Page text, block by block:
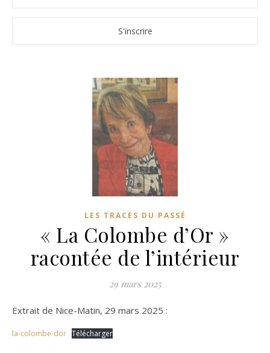
LES TRACES DU PASSÉ
« La Colombe d’Or »
racontée de l’intérieur
29 mars 2025
Extrait de Nice-Matin, 29 mars 2025 :
la-colombe-dor Télécharger